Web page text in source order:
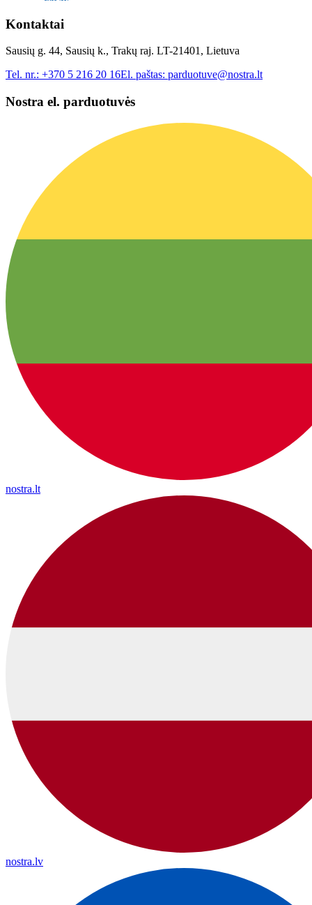
Kontaktai
Sausių g. 44, Sausių k., Trakų raj. LT-21401, Lietuva
Tel. nr.: +370 5 216 20 16El. paštas: parduotuve@nostra.lt
Nostra el. parduotuvės
nostra.lt
nostra.lv